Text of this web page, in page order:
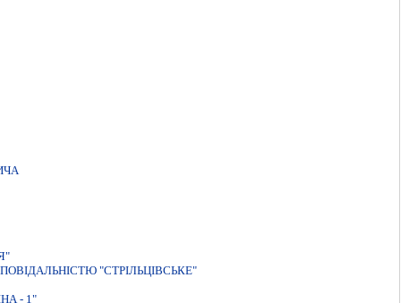
"СТРIЛЬЦIВСЬКЕ"
- 1"